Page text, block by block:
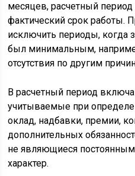
месяцев, расчетный
фактический срок работы.
исключить периоды, когда
был минимальным,
отсутствия по другим
В расчетный период
учитываемые при
оклад, надбавки, премии,
дополнительных
не являющиеся
характер.